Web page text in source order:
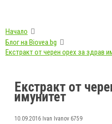
Начало
Блог на Biovea.bg
Екстракт от черен орех за здрав
Екстракт от
имунитет
10.09.2016 Ivan Ivanov 6759